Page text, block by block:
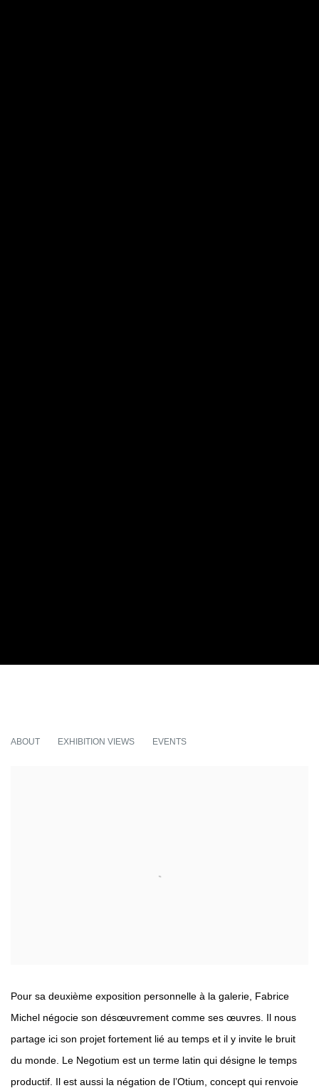
ABOUT EXHIBITION VIEWS EVENTS
Pour sa deuxième exposition personnelle à la galerie, Fabrice
Michel négocie son désœuvrement comme ses œuvres. Il nous
partage ici son projet fortement lié au temps et il y invite le bruit
du monde. Le Negotium est un terme latin qui désigne le temps
productif. Il est aussi la négation de l’Otium, concept qui renvoie